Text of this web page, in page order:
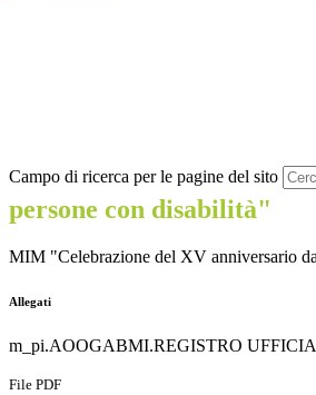
Campo di ricerca per le pagine del sito
persone con disabilità"
MIM "Celebrazione del XV anniversario
Allegati
m_pi.AOOGABMI.REGISTRO
File PDF